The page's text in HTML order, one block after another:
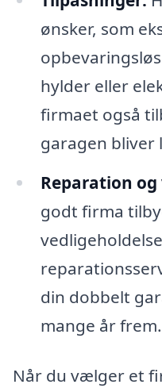
ønsker, som
hylder eller
firmaet også
garagen bliver
Reparation
godt firma
din dobbelt
mange år frem.
Når du vælger et